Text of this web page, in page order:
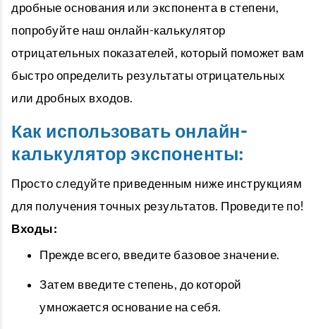
дробные основания или экспонента в степени,
попробуйте наш онлайн-калькулятор
отрицательных показателей, который поможет вам
быстро определить результаты отрицательных
или дробных входов.
Как использовать онлайн-
калькулятор экспоненты:
Просто следуйте приведенным ниже инструкциям
для получения точных результатов. Проведите по!
Входы:
Прежде всего, введите базовое значение.
Затем введите степень, до которой
умножается основание на себя.